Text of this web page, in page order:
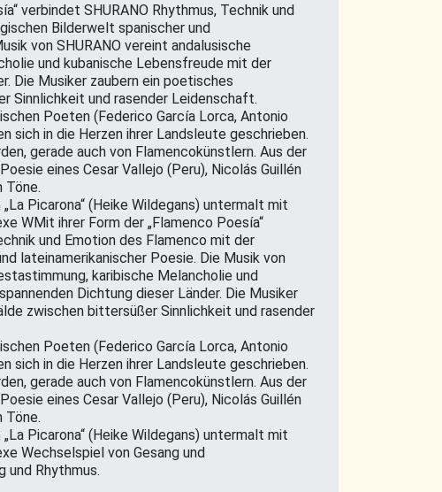
verbindet SHURANO Rhythmus, Technik und
Bilderwelt spanischer und
von SHURANO vereint andalusische
und kubanische Lebensfreude mit der
Die Musiker zaubern ein poetisches
Sinnlichkeit und rasender Leidenschaft.
Poeten (Federico García Lorca, Antonio
sich in die Herzen ihrer Landsleute geschrieben.
gerade auch von Flamencokünstlern. Aus der
eines Cesar Vallejo (Peru), Nicolás Guillén
Töne.
Picarona“ (Heike Wildegans) untermalt mit
WMit ihrer Form der „Flamenco Poesía“
und Emotion des Flamenco mit der
lateinamerikanischer Poesie. Die Musik von
karibische Melancholie und
Dichtung dieser Länder. Die Musiker
zwischen bittersüßer Sinnlichkeit und rasender
Poeten (Federico García Lorca, Antonio
sich in die Herzen ihrer Landsleute geschrieben.
gerade auch von Flamencokünstlern. Aus der
eines Cesar Vallejo (Peru), Nicolás Guillén
Töne.
Picarona“ (Heike Wildegans) untermalt mit
Wechselspiel von Gesang und
und Rhythmus.